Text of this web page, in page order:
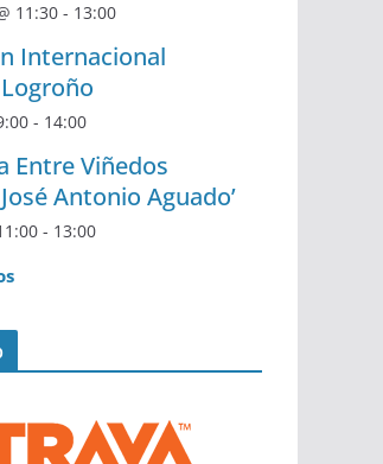
11:30 - 13:00
Internacional
- 14:00
Entre Viñedos
Antonio Aguado’
- 13:00